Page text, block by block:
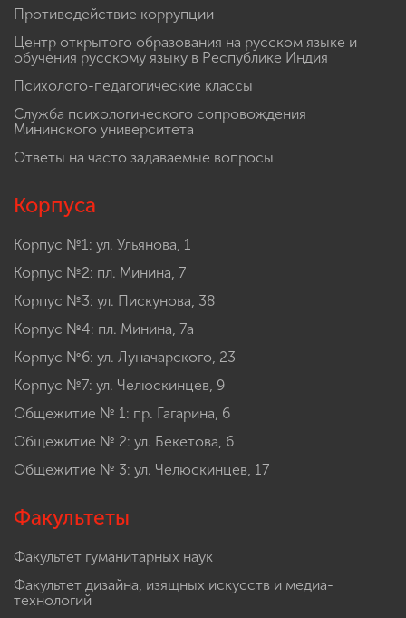
Противодействие коррупции
Центр открытого образования на русском языке и
обучения русскому языку в Республике Индия
Психолого-педагогические классы
Служба психологического сопровождения
Мининского университета
Ответы на часто задаваемые вопросы
Корпуса
Корпус №1: ул. Ульянова, 1
Корпус №2: пл. Минина, 7
Корпус №3: ул. Пискунова, 38
Корпус №4: пл. Минина, 7а
Корпус №6: ул. Луначарского, 23
Корпус №7: ул. Челюскинцев, 9
Общежитие № 1: пр. Гагарина, 6
Общежитие № 2: ул. Бекетова, 6
Общежитие № 3: ул. Челюскинцев, 17
Факультеты
Факультет гуманитарных наук
Факультет дизайна, изящных искусств и медиа-
технологий